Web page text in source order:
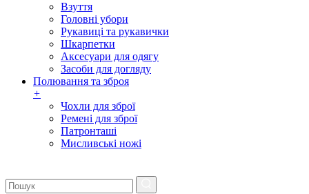
Взуття
Головні убори
Рукавиці та рукавички
Шкарпетки
Аксесуари для одягу
Засоби для догляду
Полювання та зброя
+
Чохли для зброї
Ремені для зброї
Патронташі
Мисливські ножі